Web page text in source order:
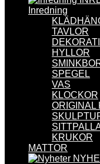
Inredning
TAVLOR
HYLLOR
SPEGEL
VAS
KLOCKOR
ORIGINAL
KRUKOR
MATTOR